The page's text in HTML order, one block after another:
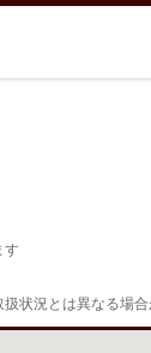
す
状況とは異なる場